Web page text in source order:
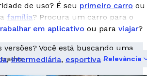
de uso? É seu primeiro carro ou
família? Procura um carro para o
em aplicativo ou para viajar?
Você está buscando uma
,intermediária, esportiva ou
Relevância